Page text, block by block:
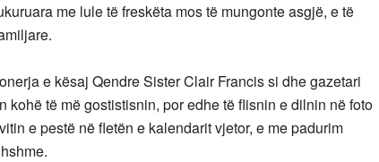
me lule të freskëta mos të mungonte asgjë, e të
e kësaj Qendre Sister Clair Francis si dhe gazetari
kohë të më gostistisnin, por edhe të flisnin e dilnin në foto
e pestë në fletën e kalendarit vjetor, e me padurim